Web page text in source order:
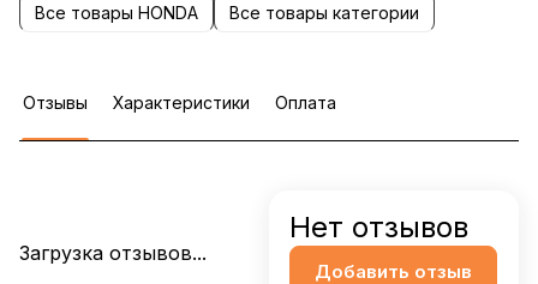
Все товары HONDA Все товары категории
Отзывы Характеристики Оплата
Загрузка отзывов...
Нет отзывов
Добавить отзыв